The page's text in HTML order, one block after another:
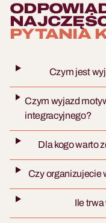
PYTANIA
Czym jest
Czym wyjazd
integracyjnego?
Dla kogo warto
Czy organizujecie
Ile